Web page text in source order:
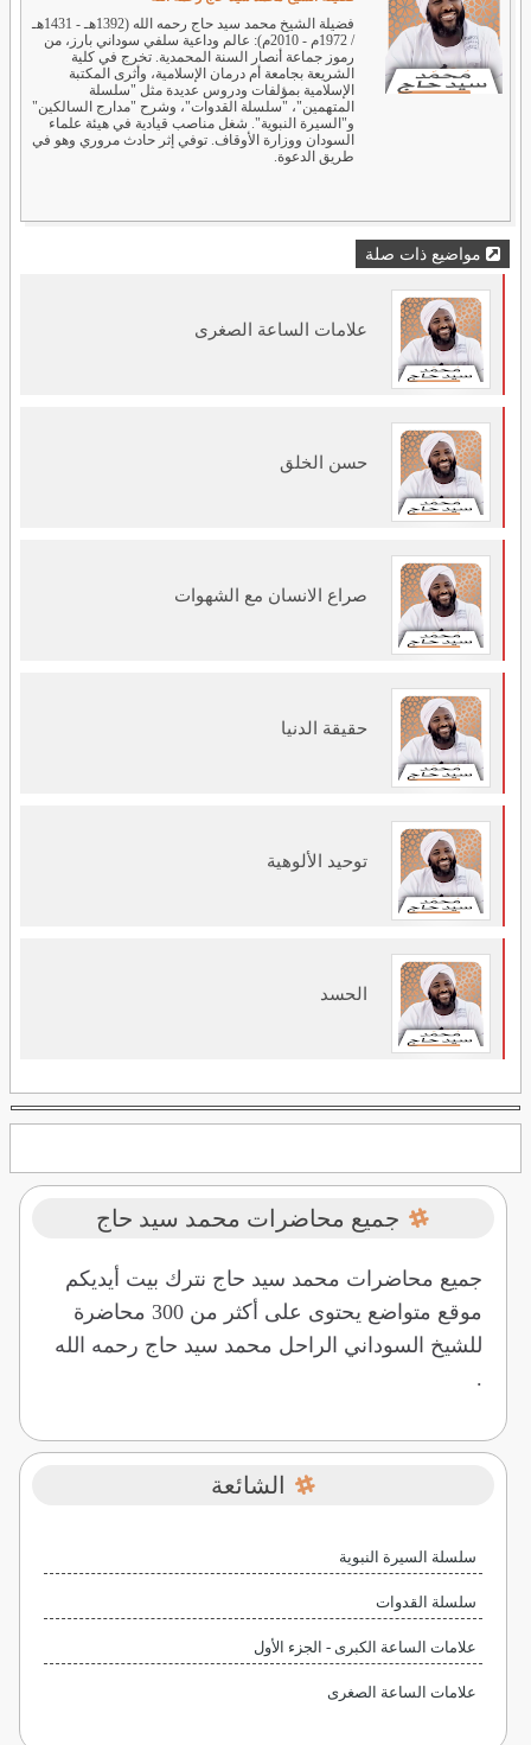
فضيلة الشيخ محمد سيد حاج رحمه الله (1392هـ - 1431هـ
/ 1972م - 2010م): عالم وداعية سلفي سوداني بارز، من
رموز جماعة أنصار السنة المحمدية. تخرج في كلية
الشريعة بجامعة أم درمان الإسلامية، وأثرى المكتبة
الإسلامية بمؤلفات ودروس عديدة مثل "سلسلة
المتهمين"، "سلسلة القدوات"، وشرح "مدارج السالكين"
و"السيرة النبوية". شغل مناصب قيادية في هيئة علماء
السودان ووزارة الأوقاف. توفي إثر حادث مروري وهو في
طريق الدعوة.
مواضيع ذات صلة
علامات الساعة الصغرى
حسن الخلق
صراع الانسان مع الشهوات
حقيقة الدنيا
توحيد الألوهية
الحسد
جميع محاضرات محمد سيد حاج
جميع محاضرات محمد سيد حاج نترك بيت أيديكم
موقع متواضع يحتوى على أكثر من 300 محاضرة
للشيخ السوداني الراحل محمد سيد حاج رحمه الله
.
الشائعة
سلسلة السيرة النبوية
سلسلة القدوات
علامات الساعة الكبرى - الجزء الأول
علامات الساعة الصغرى